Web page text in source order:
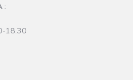
:
18.30